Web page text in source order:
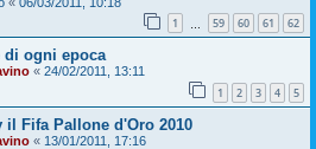
1 59 60 61 62
di ogni epoca
« 24/02/2011, 13:11
1 2 3 4 5
il Fifa Pallone d'Oro 2010
« 13/01/2011, 17:16